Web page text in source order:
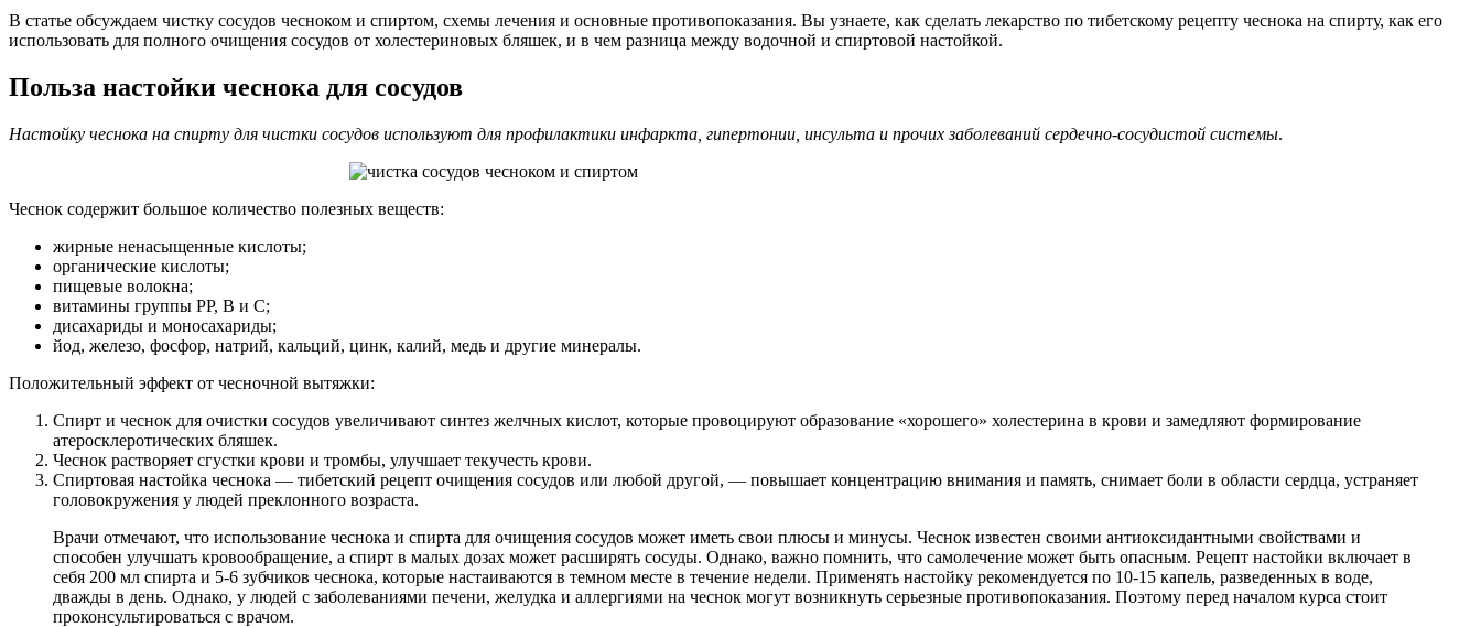
В статье обсуждаем чистку сосудов чесноком и спиртом, схемы лечения и основные противопоказания. Вы узнаете, как сделать лекарство по тибетскому рецепту чеснока на спирту, как его
использовать для полного очищения сосудов от холестериновых бляшек, и в чем разница между водочной и спиртовой настойкой.
Польза настойки чеснока для сосудов
Настойку чеснока на спирту для чистки сосудов используют для профилактики инфаркта, гипертонии, инсульта и прочих заболеваний сердечно-сосудистой системы.
Чеснок содержит большое количество полезных веществ:
жирные ненасыщенные кислоты;
органические кислоты;
пищевые волокна;
витамины группы РР, В и С;
дисахариды и моносахариды;
йод, железо, фосфор, натрий, кальций, цинк, калий, медь и другие минералы.
Положительный эффект от чесночной вытяжки:
Спирт и чеснок для очистки сосудов увеличивают синтез желчных кислот, которые провоцируют образование «хорошего» холестерина в крови и замедляют формирование
атеросклеротических бляшек.
Чеснок растворяет сгустки крови и тромбы, улучшает текучесть крови.
Спиртовая настойка чеснока — тибетский рецепт очищения сосудов или любой другой, — повышает концентрацию внимания и память, снимает боли в области сердца, устраняет
головокружения у людей преклонного возраста.
Врачи отмечают, что использование чеснока и спирта для очищения сосудов может иметь свои плюсы и минусы. Чеснок известен своими антиоксидантными свойствами и
способен улучшать кровообращение, а спирт в малых дозах может расширять сосуды. Однако, важно помнить, что самолечение может быть опасным. Рецепт настойки включает в
себя 200 мл спирта и 5-6 зубчиков чеснока, которые настаиваются в темном месте в течение недели. Применять настойку рекомендуется по 10-15 капель, разведенных в воде,
дважды в день. Однако, у людей с заболеваниями печени, желудка и аллергиями на чеснок могут возникнуть серьезные противопоказания. Поэтому перед началом курса стоит
проконсультироваться с врачом.